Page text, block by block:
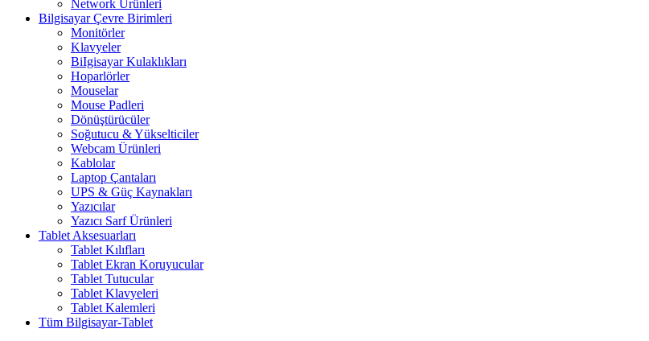
Network Ürünleri
Bilgisayar Çevre Birimleri
Monitörler
Klavyeler
BiIgisayar Kulaklıkları
Hoparlörler
Mouselar
Mouse Padleri
Dönüştürücüler
Soğutucu & Yükselticiler
Webcam Ürünleri
Kablolar
Laptop Çantaları
UPS & Güç Kaynakları
Yazıcılar
Yazıcı Sarf Ürünleri
Tablet Aksesuarları
Tablet Kılıfları
Tablet Ekran Koruyucular
Tablet Tutucular
Tablet Klavyeleri
Tablet Kalemleri
Tüm Bilgisayar-Tablet